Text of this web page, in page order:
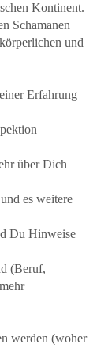
Kontinent.
Schamanen
und
Erfahrung
über Dich
es weitere
Du Hinweise
(Beruf,
werden (woher